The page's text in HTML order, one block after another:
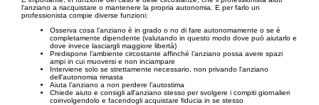
l'anziano a riacquistare o mantenere la propria autonomia. E per farlo un
professionista compie diverse funzioni:
Osserva cosa l’anziano è in grado o no di fare autonomamente o se è
completamente dipendente (valutando in questo modo dove può aiutarlo e
dove invece lasciargli maggiore libertà)
Predispone l’ambiente circostante affinché l’anziano possa avere spazi
ampi in cui muoversi e non inciampare
Interviene solo se strettamente necessario, non privando l'anziano
dell'autonomia rimasta
Aiuta l’anziano a non perdere l’autostima
Chiede aiuto e consigli all'anziano stesso per svolgere i compiti giornalieri
coinvolgendolo e facendogli acquistare fiducia in se stesso